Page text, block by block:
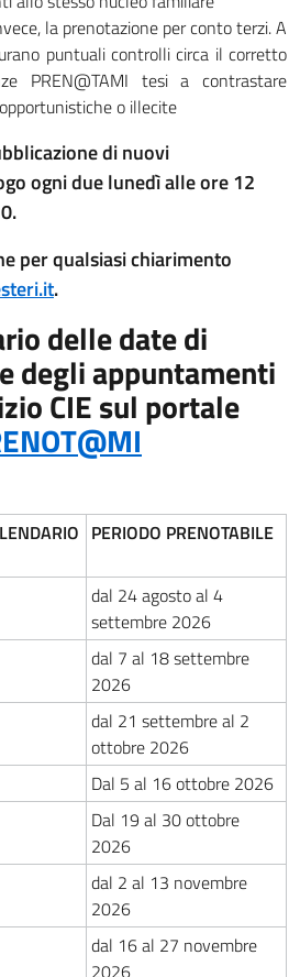
la prenotazione per conto terzi. A
puntuali controlli circa il corretto
PREN@TAMI tesi a contrastare
o illecite
di nuovi
ogni due lunedì alle ore 12
per qualsiasi chiarimento
.
delle date di
degli appuntamenti
CIE sul portale
PERIODO PRENOTABILE
dal 24 agosto al 4
settembre 2026
dal 7 al 18 settembre
2026
dal 21 settembre al 2
ottobre 2026
Dal 5 al 16 ottobre 2026
Dal 19 al 30 ottobre
2026
dal 2 al 13 novembre
2026
dal 16 al 27 novembre
2026